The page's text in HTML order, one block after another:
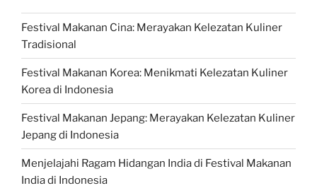
Festival Makanan Cina: Merayakan Kelezatan Kuliner
Tradisional
Festival Makanan Korea: Menikmati Kelezatan Kuliner
Korea di Indonesia
Festival Makanan Jepang: Merayakan Kelezatan Kuliner
Jepang di Indonesia
Menjelajahi Ragam Hidangan India di Festival Makanan
India di Indonesia